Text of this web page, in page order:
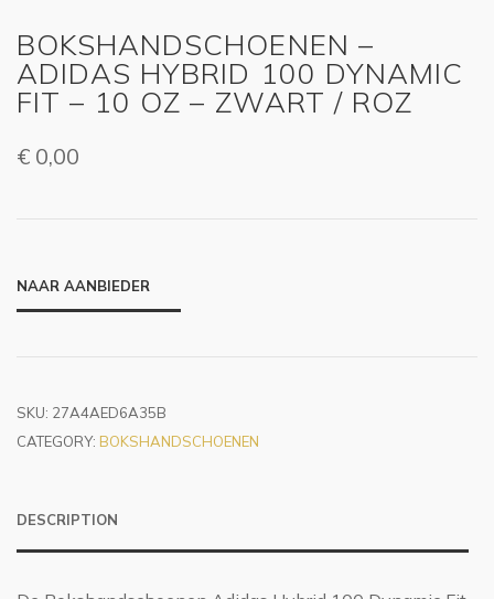
BOKSHANDSCHOENEN –
ADIDAS HYBRID 100 DYNAMIC
FIT – 10 OZ – ZWART / ROZ
€ 0,00
NAAR AANBIEDER
SKU: 27A4AED6A35B
CATEGORY: BOKSHANDSCHOENEN
DESCRIPTION